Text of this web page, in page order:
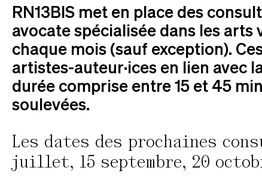
RN13BIS met en place des
avocate spécialisée dans les
chaque mois (sauf exception).
artistes-auteur·ices en lien avec
durée comprise entre 15 et 45
soulevées.
Les dates des prochaines
juillet, 15 septembre, 20